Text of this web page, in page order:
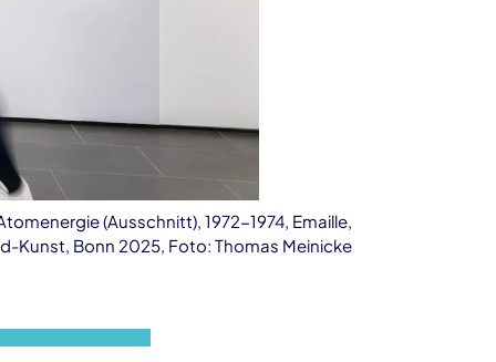
(Ausschnitt), 1972-1974, Emaille,
Kunst, Bonn 2025, Foto: Thomas Meinicke